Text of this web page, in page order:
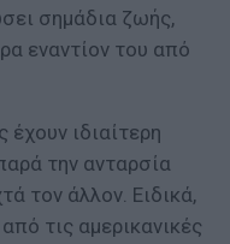
σημάδια ζωής,
εναντίον του από
ιδιαίτερη
την ανταρσία
τον άλλον. Ειδικά,
τις αμερικανικές